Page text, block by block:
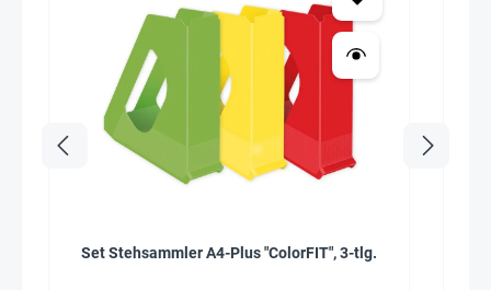
Set Stehsammler A4-Plus "ColorFIT", 3-tlg.